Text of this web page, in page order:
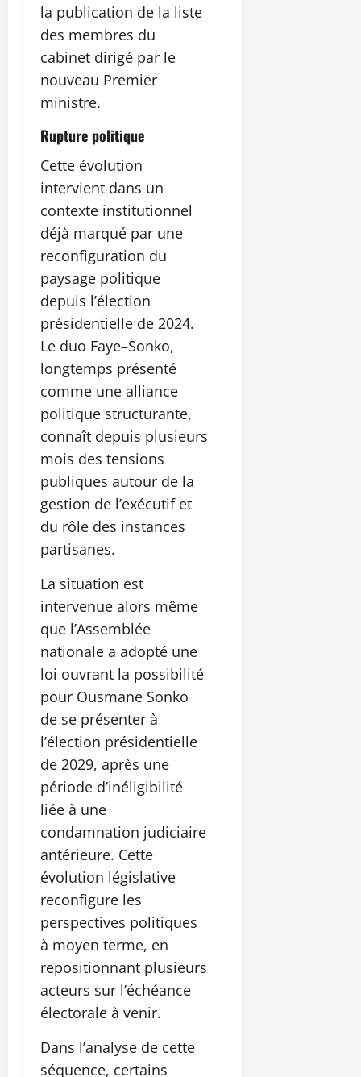
la publication de la liste
des membres du
cabinet dirigé par le
nouveau Premier
ministre.
Rupture politique
Cette évolution
intervient dans un
contexte institutionnel
déjà marqué par une
reconfiguration du
paysage politique
depuis l’élection
présidentielle de 2024.
Le duo Faye–Sonko,
longtemps présenté
comme une alliance
politique structurante,
connaît depuis plusieurs
mois des tensions
publiques autour de la
gestion de l’exécutif et
du rôle des instances
partisanes.
La situation est
intervenue alors même
que l’Assemblée
nationale a adopté une
loi ouvrant la possibilité
pour Ousmane Sonko
de se présenter à
l’élection présidentielle
de 2029, après une
période d’inéligibilité
liée à une
condamnation judiciaire
antérieure. Cette
évolution législative
reconfigure les
perspectives politiques
à moyen terme, en
repositionnant plusieurs
acteurs sur l’échéance
électorale à venir.
Dans l’analyse de cette
séquence, certains